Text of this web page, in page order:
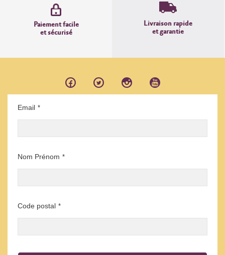
Paiement facile
et sécurisé
Livraison rapide
et garantie
Email *
Nom Prénom *
Code postal *